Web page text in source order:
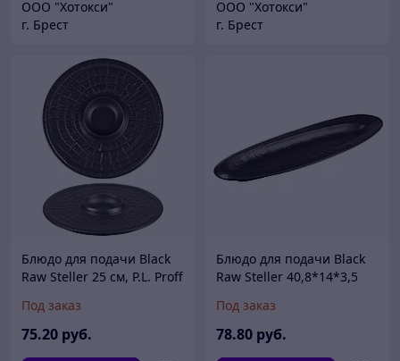
ООО "Хотокси"
г. Брест
ООО "Хотокси"
г. Брест
Блюдо для подачи Black
Raw Steller 25 см, P.L. Proff
Под заказ
75.20 руб.
Блюдо для подачи Black
Raw Steller 40,8*14*3,5
Под заказ
78.80 руб.